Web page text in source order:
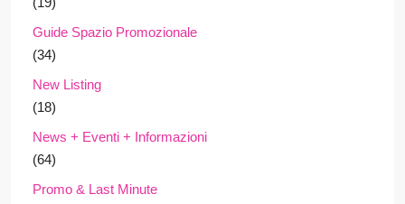
Guide Spazio Promozionale
(34)
New Listing
(18)
News + Eventi + Informazioni
(64)
Promo & Last Minute